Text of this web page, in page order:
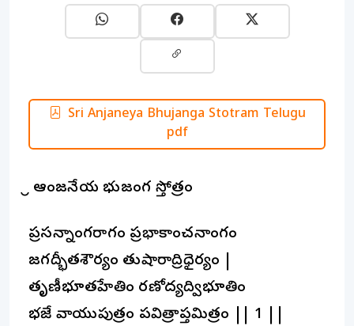
Sri Anjaneya Bhujanga Stotram Telugu
pdf
శ్రీ ఆంజనేయ భుజంగ స్తోత్రం
ప్రసన్నాంగరాగం ప్రభాకాంచనాంగం
జగద్భీతశౌర్యం తుషారాద్రిధైర్యం |
తృణీభూతహేతిం రణోద్యద్విభూతిం
భజే వాయుపుత్రం పవిత్రాప్తమిత్రం || 1 ||